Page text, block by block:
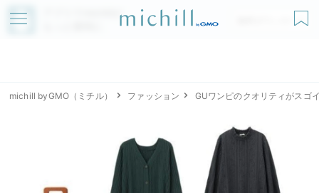
アプリでmichillが
無料ダウンロード
michill byGMO（ミチル） ファッション GUワンピのクオリティがスゴ